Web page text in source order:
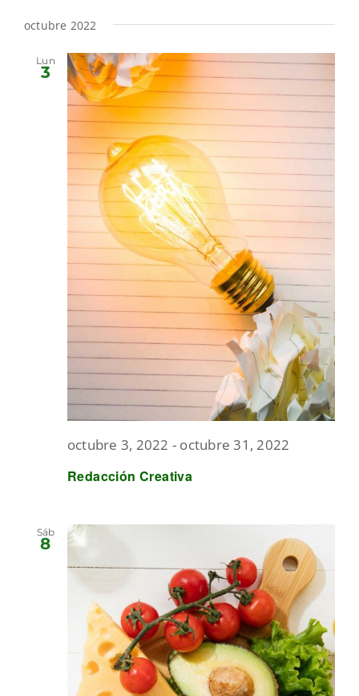
octubre 2022
Lun
3
Redacción Creativa
octubre 3, 2022 - octubre 31, 2022
Sáb
8